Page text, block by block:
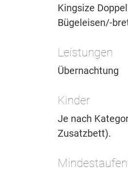
Kingsize
Bügeleisen/-
Leistungen
Übernachtung
Kinder
Je nach
Zusatzbett).